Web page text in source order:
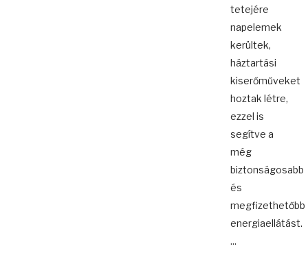
tetejére
napelemek
kerültek,
háztartási
kiserőműveket
hoztak létre,
ezzel is
segítve a
még
biztonságosabb
és
megfizethetőbb
energiaellátást.
...